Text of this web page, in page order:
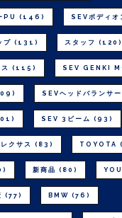
PU (146) SEVボディオ
プ (131) スタッフ (120)
(115) SEV GENKI
SEVヘッドバランサー
SEV 3ビーム (93)
レクサス (83) TOYOTA
新商品 (80)
(77) BMW (76)